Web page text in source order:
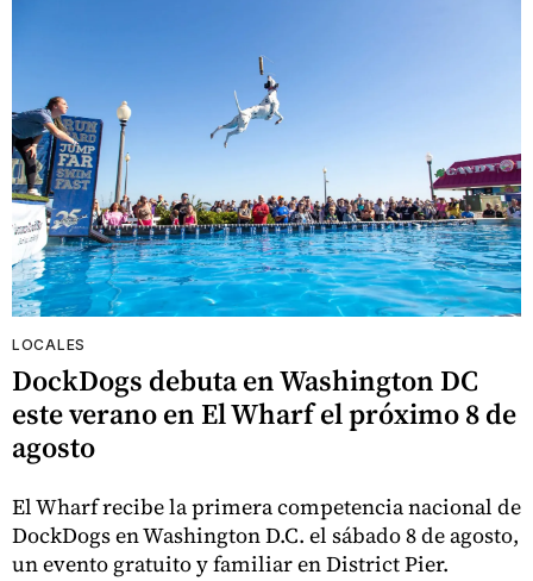
LOCALES
DockDogs debuta en Washington DC
este verano en El Wharf el próximo 8 de
agosto
El Wharf recibe la primera competencia nacional de
DockDogs en Washington D.C. el sábado 8 de agosto,
un evento gratuito y familiar en District Pier.